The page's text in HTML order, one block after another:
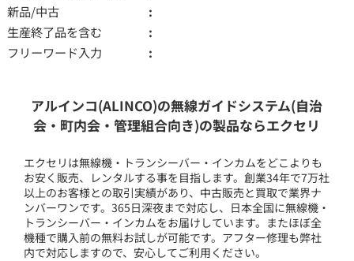
新品/中古
生産終了品を含む
フリーワード入力
アルインコ(ALINCO)の無線ガイドシステム(自治
会・町内会・管理組合向き)の製品ならエクセリ
エクセリは無線機・トランシーバー・インカムをどこよりも
お安く販売、レンタルする事を目指します。創業34年で7万社
以上のお客様との取引実績があり、中古販売と買取で業界ナ
ンバーワンです。365日深夜まで対応し、日本全国に無線機・
トランシーバー・インカムをお届けしています。またほぼ全
機種で購入前の無料お試しが可能です。アフター修理も弊社
内で対応しますので、安心してご利用ください。